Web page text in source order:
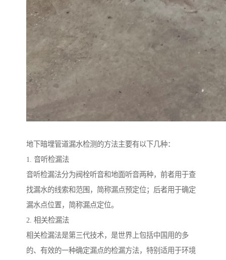
地下暗埋管道漏水检测的方法主要有以下几种：
1. 音听检漏法
音听检漏法分为阀栓听音和地面听音两种，前者用于查
找漏水的线索和范围，简称漏点预定位；后者用于确定
漏水点位置，简称漏点定位。
2. 相关检漏法
相关检漏法是第三代技术，是世界上包括中国用的多
的、有效的一种确定漏点的检漏方法，特别适用于环境